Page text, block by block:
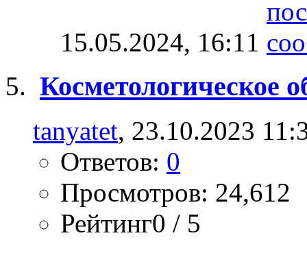
15.05.2024, 16:11
Косметологическое
tanyatet, 23.10.2023
Ответов: 0
Просмотров: 24,612
Рейтинг0 / 5